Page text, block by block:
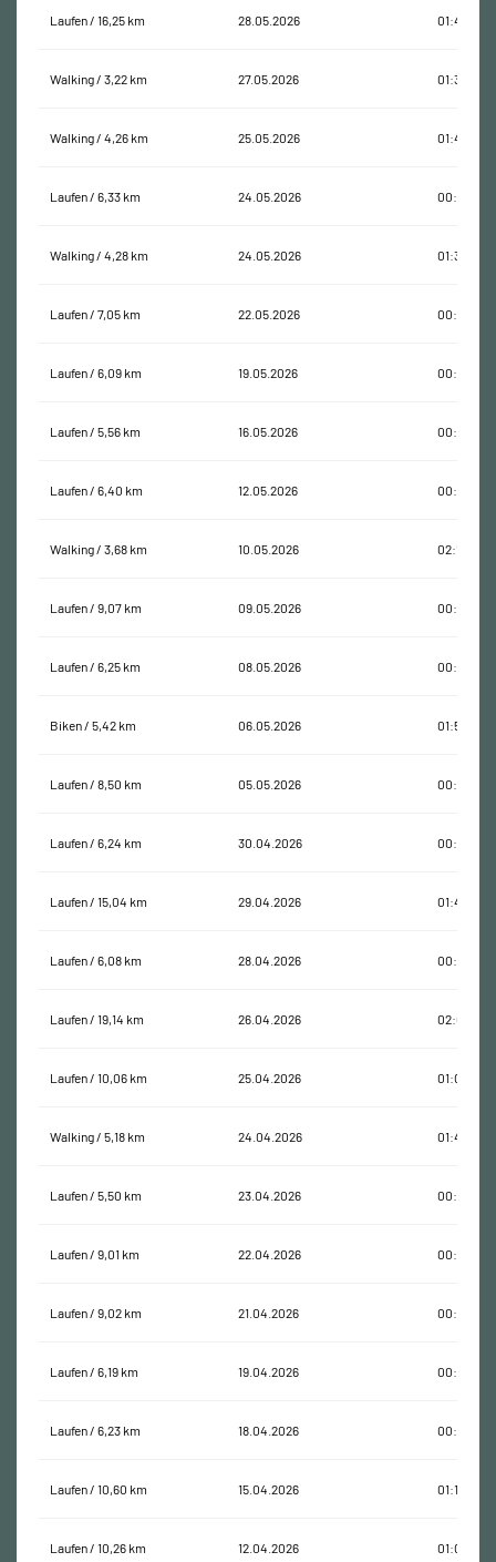
Laufen / 16,25 km 28.05.2026 01:45:08
Walking / 3,22 km 27.05.2026 01:36:43
Walking / 4,26 km 25.05.2026 01:43:04
Laufen / 6,33 km 24.05.2026 00:37:11
Walking / 4,28 km 24.05.2026 01:31:17
Laufen / 7,05 km 22.05.2026 00:45:41
Laufen / 6,09 km 19.05.2026 00:33:50
Laufen / 5,56 km 16.05.2026 00:43:30
Laufen / 6,40 km 12.05.2026 00:34:50
Walking / 3,68 km 10.05.2026 02:17:32
Laufen / 9,07 km 09.05.2026 00:50:58
Laufen / 6,25 km 08.05.2026 00:36:34
Biken / 5,42 km 06.05.2026 01:51:10
Laufen / 8,50 km 05.05.2026 00:54:56
Laufen / 6,24 km 30.04.2026 00:39:11
Laufen / 15,04 km 29.04.2026 01:41:08
Laufen / 6,08 km 28.04.2026 00:34:39
Laufen / 19,14 km 26.04.2026 02:08:44
Laufen / 10,06 km 25.04.2026 01:06:20
Walking / 5,18 km 24.04.2026 01:44:25
Laufen / 5,50 km 23.04.2026 00:33:29
Laufen / 9,01 km 22.04.2026 00:56:55
Laufen / 9,02 km 21.04.2026 00:58:09
Laufen / 6,19 km 19.04.2026 00:41:00
Laufen / 6,23 km 18.04.2026 00:39:34
Laufen / 10,60 km 15.04.2026 01:11:46
Laufen / 10,26 km 12.04.2026 01:08:42